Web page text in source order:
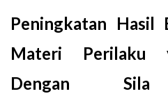
Peningkatan Hasil
Materi Perilaku
Dengan Sila